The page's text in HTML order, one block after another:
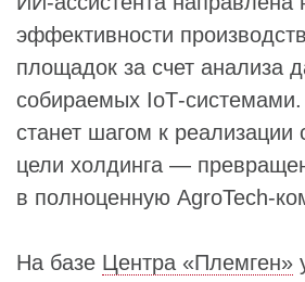
эффективности
площадок за счет анализа
собираемых IoT‑системами.
станет шагом к реализации
цели холдинга —
в полноценную
На базе Центра «Племген»